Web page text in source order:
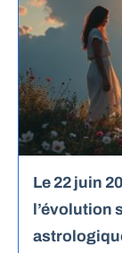
Le 22 juin
l’évolution